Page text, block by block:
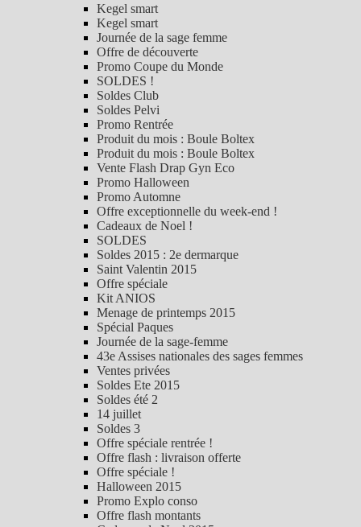
Kegel smart
Kegel smart
Journée de la sage femme
Offre de découverte
Promo Coupe du Monde
SOLDES !
Soldes Club
Soldes Pelvi
Promo Rentrée
Produit du mois : Boule Boltex
Produit du mois : Boule Boltex
Vente Flash Drap Gyn Eco
Promo Halloween
Promo Automne
Offre exceptionnelle du week-end !
Cadeaux de Noel !
SOLDES
Soldes 2015 : 2e dermarque
Saint Valentin 2015
Offre spéciale
Kit ANIOS
Menage de printemps 2015
Spécial Paques
Journée de la sage-femme
43e Assises nationales des sages femmes
Ventes privées
Soldes Ete 2015
Soldes été 2
14 juillet
Soldes 3
Offre spéciale rentrée !
Offre flash : livraison offerte
Offre spéciale !
Halloween 2015
Promo Explo conso
Offre flash montants